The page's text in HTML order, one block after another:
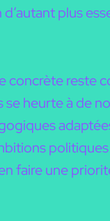
plus
reste
se heurte à de
faire une